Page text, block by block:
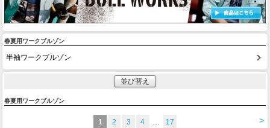
春夏用ワークブルゾン
半袖ワークブルゾン
並び替え
春夏用ワークブルゾン
>
1 2 3 4 … 17